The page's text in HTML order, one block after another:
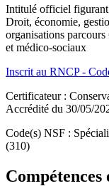
Intitulé officiel
Droit, économie,
organisations parcours
et médico-sociaux
Inscrit au RNCP -
Certificateur :
Accrédité du 30/05/
Code(s) NSF :
(310)
Compétences